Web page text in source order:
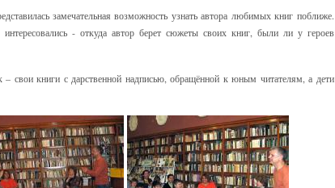
замечательная возможность узнать автора любимых книг поближе.
- откуда автор берет сюжеты своих книг, были ли у героев
– свои книги с дарственной надписью, обращённой к юным читателям, а дети